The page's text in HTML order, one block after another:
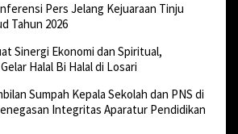
Pers Jelang Kejuaraan Tinju
Tahun 2026
Sinergi Ekonomi dan Spiritual,
Halal Bi Halal di Losari
Sumpah Kepala Sekolah dan PNS di
Integritas Aparatur Pendidikan